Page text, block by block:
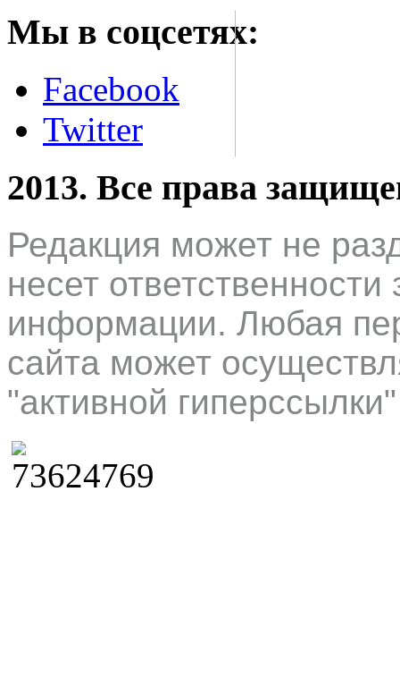
Мы в соцсетях:
Facebook
Twitter
2013. Все права
Редакция может не
несет
информации. Любая
сайта может
"активной